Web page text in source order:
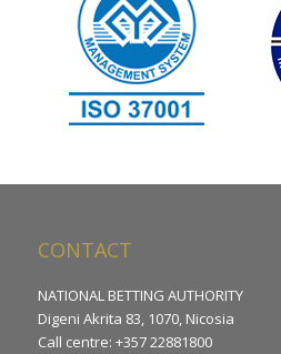
CONTACT
NATIONAL BETTING AUTHORITY
Digeni Akrita 83, 1070, Nicosia
Call centre: +357 22881800